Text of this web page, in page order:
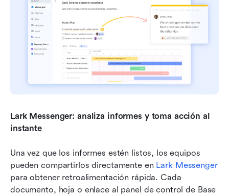
Lark Messenger: analiza informes y toma acción al
instante
Una vez que los informes estén listos, los equipos
pueden compartirlos directamente en Lark Messenger
para obtener retroalimentación rápida. Cada
documento, hoja o enlace al panel de control de Base